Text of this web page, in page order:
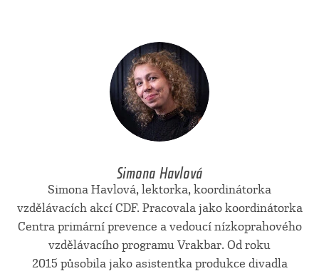
Simona Havlová
Simona Havlová, lektorka, koordinátorka
vzdělávacích akcí CDF. Pracovala jako koordinátorka
Centra primární prevence a vedoucí nízkoprahového
vzdělávacího programu Vrakbar. Od roku
2015 působila jako asistentka produkce divadla